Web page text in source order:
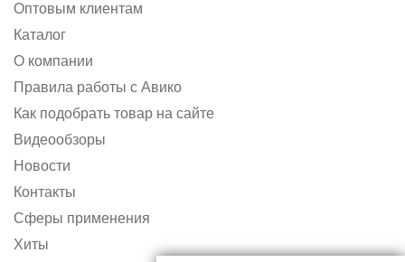
Оптовым клиентам
Каталог
О компании
Правила работы с Авико
Как подобрать товар на сайте
Видеообзоры
Новости
Контакты
Сферы применения
Хиты